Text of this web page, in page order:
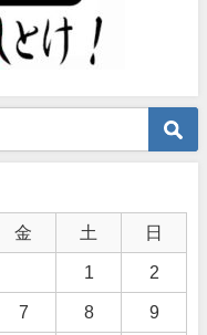
金 土 日
1 2
7 8 9